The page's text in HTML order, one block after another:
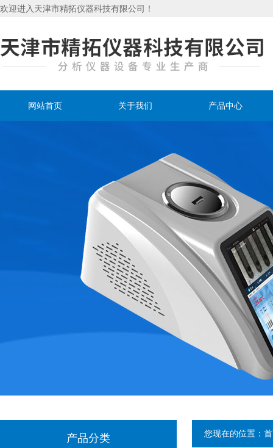
欢迎进入天津市精拓仪器科技有限公司！
网站首页 关于我们 产品中心
产品分类 您现在的位置：